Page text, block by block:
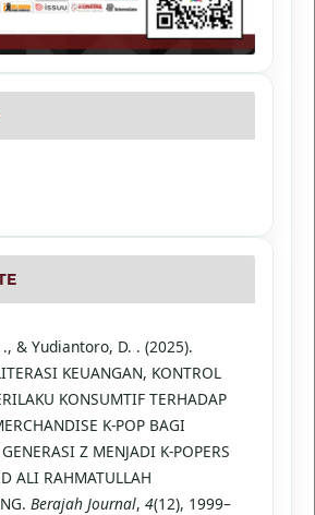
& Yudiantoro, D. . (2025).
KEUANGAN, KONTROL
KONSUMTIF TERHADAP
K-POP BAGI
Z MENJADI K-POPERS
ALI RAHMATULLAH
Berajah Journal, 4(12), 1999–